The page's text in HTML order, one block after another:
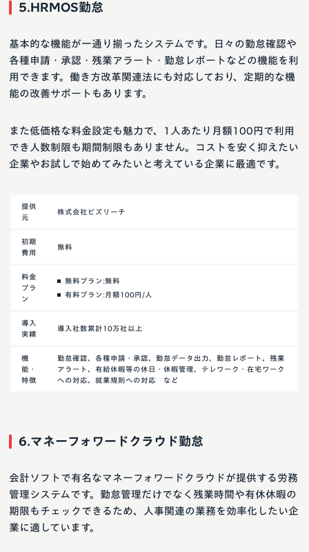
5.HRMOS勤怠
基本的な機能が一通り揃ったシステムです。日々の勤怠確認や
各種申請・承認・残業アラート・勤怠レポートなどの機能を利
用できます。働き方改革関連法にも対応しており、定期的な機
能の改善サポートもあります。
また低価格な料金設定も魅力で、1人あたり月額100円で利用
でき人数制限も期間制限もありません。コストを安く抑えたい
企業やお試しで始めてみたいと考えている企業に最適です。
提供
元
株式会社ビズリーチ
初期
費用
無料
料金
プラ
ン
無料プラン:無料
有料プラン:月額100円/人
導入
実績
導入社数累計10万社以上
機
能・
特徴
勤怠確認、各種申請・承認、勤怠データ出力、勤怠レポート、残業
アラート、有給休暇等の休日・休暇管理、テレワーク・在宅ワーク
への対応、就業規則への対応 など
6.マネーフォワードクラウド勤怠
会計ソフトで有名なマネーフォワードクラウドが提供する労務
管理システムです。勤怠管理だけでなく残業時間や有休休暇の
期限もチェックできるため、人事関連の業務を効率化したい企
業に適しています。